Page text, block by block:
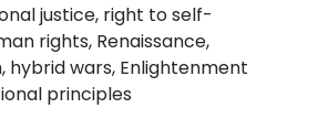
justice, right to self-
rights, Renaissance,
hybrid wars, Enlightenment
principles